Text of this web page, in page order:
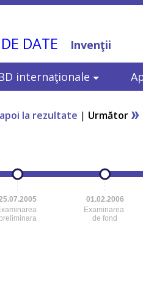
DATE Invenţii
internaţionale
la rezultate | Următor
preliminara
01.02.2006
Examinarea
de fond